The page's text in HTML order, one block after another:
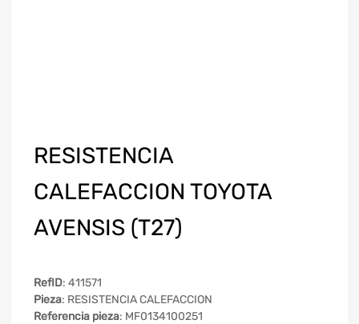
RESISTENCIA
CALEFACCION TOYOTA
AVENSIS (T27)
RefID: 411571
Pieza: RESISTENCIA CALEFACCION
Referencia pieza: MF0134100251